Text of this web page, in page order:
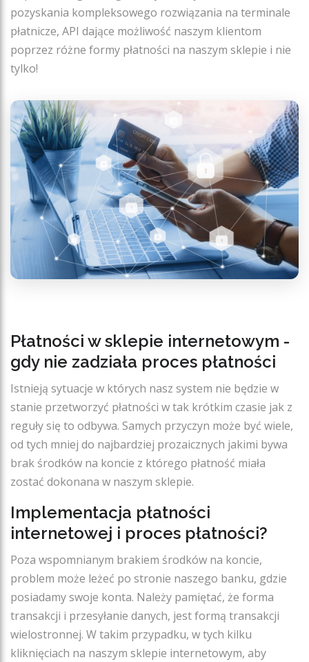
pozyskania kompleksowego rozwiązania na terminale
płatnicze, API dające możliwość naszym klientom
poprzez różne formy płatności na naszym sklepie i nie
tylko!
Płatności w sklepie internetowym -
gdy nie zadziała proces płatności
Istnieją sytuacje w których nasz system nie będzie w
stanie przetworzyć płatności w tak krótkim czasie jak z
reguły się to odbywa. Samych przyczyn może być wiele,
od tych mniej do najbardziej prozaicznych jakimi bywa
brak środków na koncie z którego płatność miała
zostać dokonana w naszym sklepie.
Implementacja płatności
internetowej i proces płatności?
Poza wspomnianym brakiem środków na koncie,
problem może leżeć po stronie naszego banku, gdzie
posiadamy swoje konta. Należy pamiętać, że forma
transakcji i przesyłanie danych, jest formą transakcji
wielostronnej. W takim przypadku, w tych kilku
kliknięciach na naszym sklepie internetowym, aby